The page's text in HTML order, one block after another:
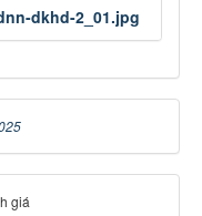
dkhd-2_01.jpg
giá